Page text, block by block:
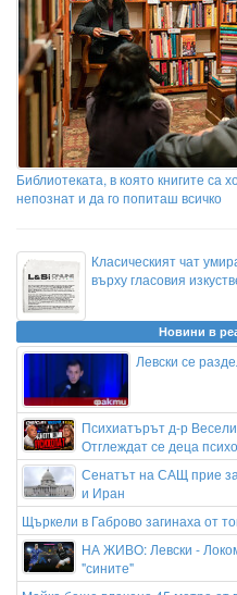
Библиотеката, в която книгите са
непознат и да го попиташ всичко
Класическият чат
върху гласовия
Новини в
Левски се
Психиатърът д-р
Отглеждат се деца
Сенатът на САЩ прие
и Иран
Щъркели в Габрово загинаха от
НА ЖИВО: Левски -
"сините"